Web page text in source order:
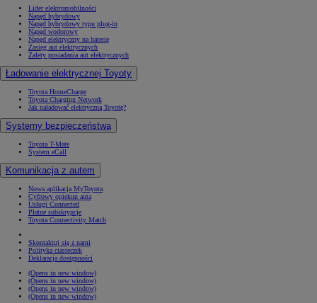
Lider elektromobilności
Napęd hybrydowy
Napęd hybrydowy typu plug-in
Napęd wodorowy
Napęd elektryczny na baterię
Zasięg aut elektrycznych
Zalety posiadania aut elektrycznych
Ładowanie elektrycznej Toyoty
Toyota HomeCharge
Toyota Charging Network
Jak naładować elektryczną Toyotę?
Systemy bezpieczeństwa
Toyota T-Mate
System eCall
Komunikacja z autem
Nowa aplikacja MyToyota
Cyfrowy opiekun auta
Usługi Connected
Płatne subskrypcje
Toyota Connectivity Match
Skontaktuj się z nami
Polityka ciasteczek
Deklaracja dostępności
(Opens in new window)
(Opens in new window)
(Opens in new window)
(Opens in new window)